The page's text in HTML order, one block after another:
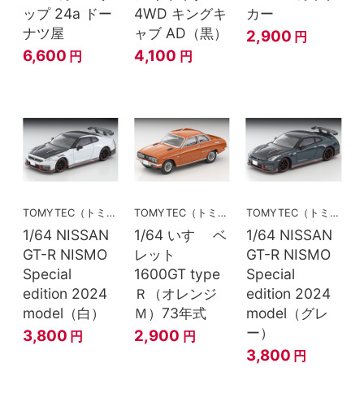
ップ 24a ドー
ナツ屋
6,600 円
4WD キングキ
ャブ AD（黒）
4,100 円
カー
2,900 円
TOMYTEC（トミーテック）
1/64 NISSAN
GT-R NISMO
Special
edition 2024
model（白）
3,800 円
TOMYTEC（トミーテック）
1/64 いすゞ ベ
レット
1600GT type
Ｒ（オレンジ
Ｍ）73年式
2,900 円
TOMYTEC（トミーテック）
1/64 NISSAN
GT-R NISMO
Special
edition 2024
model（グレ
ー）
3,800 円